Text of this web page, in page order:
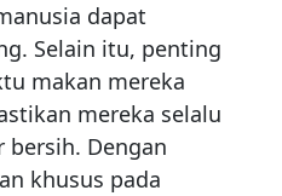
dapat
Selain itu, penting
makan mereka
mereka selalu
bersih. Dengan
khusus pada